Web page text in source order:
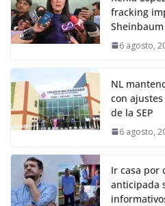
fracking
Sheinbaum
6 agosto,
NL
con
de la SEP
6 agosto,
Ir casa por
anticipada